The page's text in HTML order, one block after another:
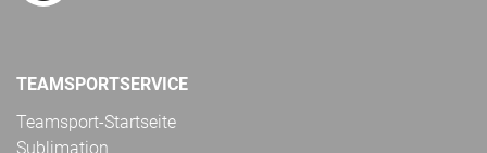
TEAMSPORTSERVICE
Teamsport-Startseite
Sublimation